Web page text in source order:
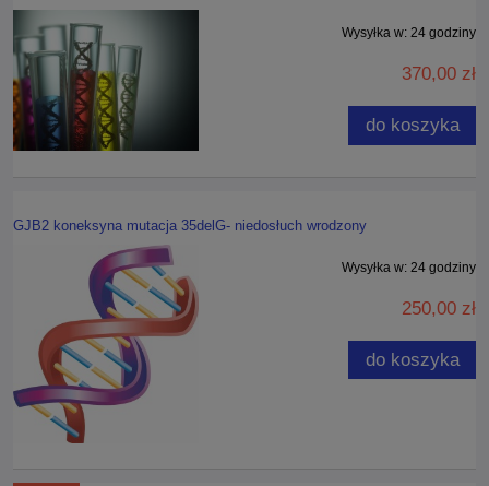
Wysyłka w: 24 godziny
370,00 zł
do koszyka
GJB2 koneksyna mutacja 35delG- niedosłuch wrodzony
Wysyłka w: 24 godziny
250,00 zł
do koszyka